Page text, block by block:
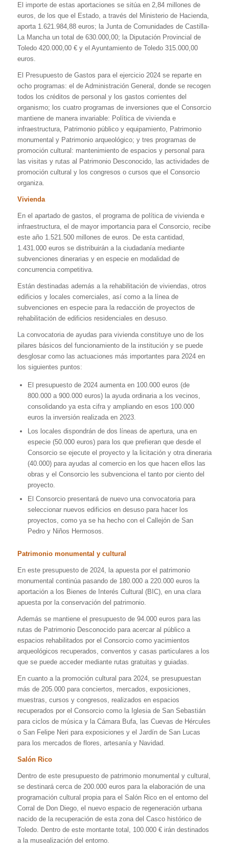
El importe de estas aportaciones se sitúa en 2,84 millones de
euros, de los que el Estado, a través del Ministerio de Hacienda,
aporta 1.621.984,88 euros; la Junta de Comunidades de Castilla-
La Mancha un total de 630.000,00; la Diputación Provincial de
Toledo 420.000,00 € y el Ayuntamiento de Toledo 315.000,00
euros.
El Presupuesto de Gastos para el ejercicio 2024 se reparte en
ocho programas: el de Administración General, donde se recogen
todos los créditos de personal y los gastos corrientes del
organismo; los cuatro programas de inversiones que el Consorcio
mantiene de manera invariable: Política de vivienda e
infraestructura, Patrimonio público y equipamiento, Patrimonio
monumental y Patrimonio arqueológico; y tres programas de
promoción cultural: mantenimiento de espacios y personal para
las visitas y rutas al Patrimonio Desconocido, las actividades de
promoción cultural y los congresos o cursos que el Consorcio
organiza.
Vivienda
En el apartado de gastos, el programa de política de vivienda e
infraestructura, el de mayor importancia para el Consorcio, recibe
este año 1.521.500 millones de euros. De esta cantidad,
1.431.000 euros se distribuirán a la ciudadanía mediante
subvenciones dinerarias y en especie en modalidad de
concurrencia competitiva.
Están destinadas además a la rehabilitación de viviendas, otros
edificios y locales comerciales, así como a la línea de
subvenciones en especie para la redacción de proyectos de
rehabilitación de edificios residenciales en desuso.
La convocatoria de ayudas para vivienda constituye uno de los
pilares básicos del funcionamiento de la institución y se puede
desglosar como las actuaciones más importantes para 2024 en
los siguientes puntos:
El presupuesto de 2024 aumenta en 100.000 euros (de
800.000 a 900.000 euros) la ayuda ordinaria a los vecinos,
consolidando ya esta cifra y ampliando en esos 100.000
euros la inversión realizada en 2023.
Los locales dispondrán de dos líneas de apertura, una en
especie (50.000 euros) para los que prefieran que desde el
Consorcio se ejecute el proyecto y la licitación y otra dineraria
(40.000) para ayudas al comercio en los que hacen ellos las
obras y el Consorcio les subvenciona el tanto por ciento del
proyecto.
El Consorcio presentará de nuevo una convocatoria para
seleccionar nuevos edificios en desuso para hacer los
proyectos, como ya se ha hecho con el Callejón de San
Pedro y Niños Hermosos.
Patrimonio monumental y cultural
En este presupuesto de 2024, la apuesta por el patrimonio
monumental continúa pasando de 180.000 a 220.000 euros la
aportación a los Bienes de Interés Cultural (BIC), en una clara
apuesta por la conservación del patrimonio.
Además se mantiene el presupuesto de 94.000 euros para las
rutas de Patrimonio Desconocido para acercar al público a
espacios rehabilitados por el Consorcio como yacimientos
arqueológicos recuperados, conventos y casas particulares a los
que se puede acceder mediante rutas gratuitas y guiadas.
En cuanto a la promoción cultural para 2024, se presupuestan
más de 205.000 para conciertos, mercados, exposiciones,
muestras, cursos y congresos, realizados en espacios
recuperados por el Consorcio como la Iglesia de San Sebastián
para ciclos de música y la Cámara Bufa, las Cuevas de Hércules
o San Felipe Neri para exposiciones y el Jardín de San Lucas
para los mercados de flores, artesanía y Navidad.
Salón Rico
Dentro de este presupuesto de patrimonio monumental y cultural,
se destinará cerca de 200.000 euros para la elaboración de una
programación cultural propia para el Salón Rico en el entorno del
Corral de Don Diego, el nuevo espacio de regeneración urbana
nacido de la recuperación de esta zona del Casco histórico de
Toledo. Dentro de este montante total, 100.000 € irán destinados
a la musealización del entorno.